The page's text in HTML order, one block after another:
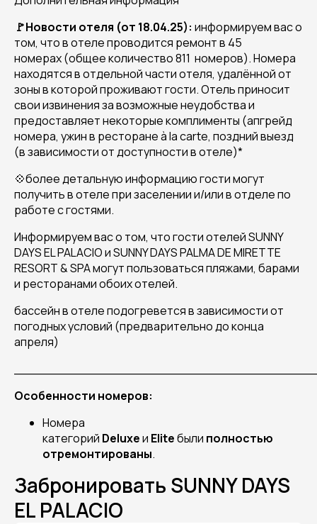
🚩Новости отеля (от 18.04.25): информируем вас о
том, что в отеле проводится ремонт в 45
номерах (общее количество 811 номеров). Номера
находятся в отдельной части отеля, удалённой от
зоны в которой проживают гости. Отель приносит
свои извинения за возможные неудобства и
предоставляет некоторые комплименты (апгрейд
номера, ужин в ресторане à la carte, поздний выезд
(в зависимости от доступности в отеле)*
💠более детальную информацию гости могут
получить в отеле при заселении и/или в отделе по
работе с гостями.
Информируем вас о том, что гости отелей SUNNY
DAYS EL PALACIO и SUNNY DAYS PALMA DE MIRETTE
RESORT & SPA могут пользоваться пляжами, барами
и ресторанами обоих отелей.
бассейн в отеле подогревется в зависимости от
погодных условий (предварительно до конца
апреля)
Особенности номеров:
Номера
категорий Deluxeи Eliteбыли полностью
отремонтированы.
Забронировать SUNNY DAYS
EL PALACIO